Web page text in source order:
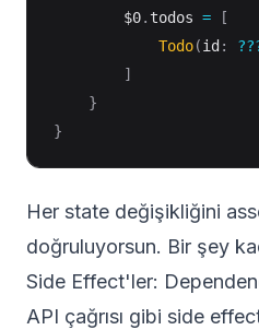
$0. todos =
[
Todo(id :
]
}
}
Her state değişikliğini
doğruluyorsun. Bir şey
Side Effect'ler:
API çağrısı gibi side